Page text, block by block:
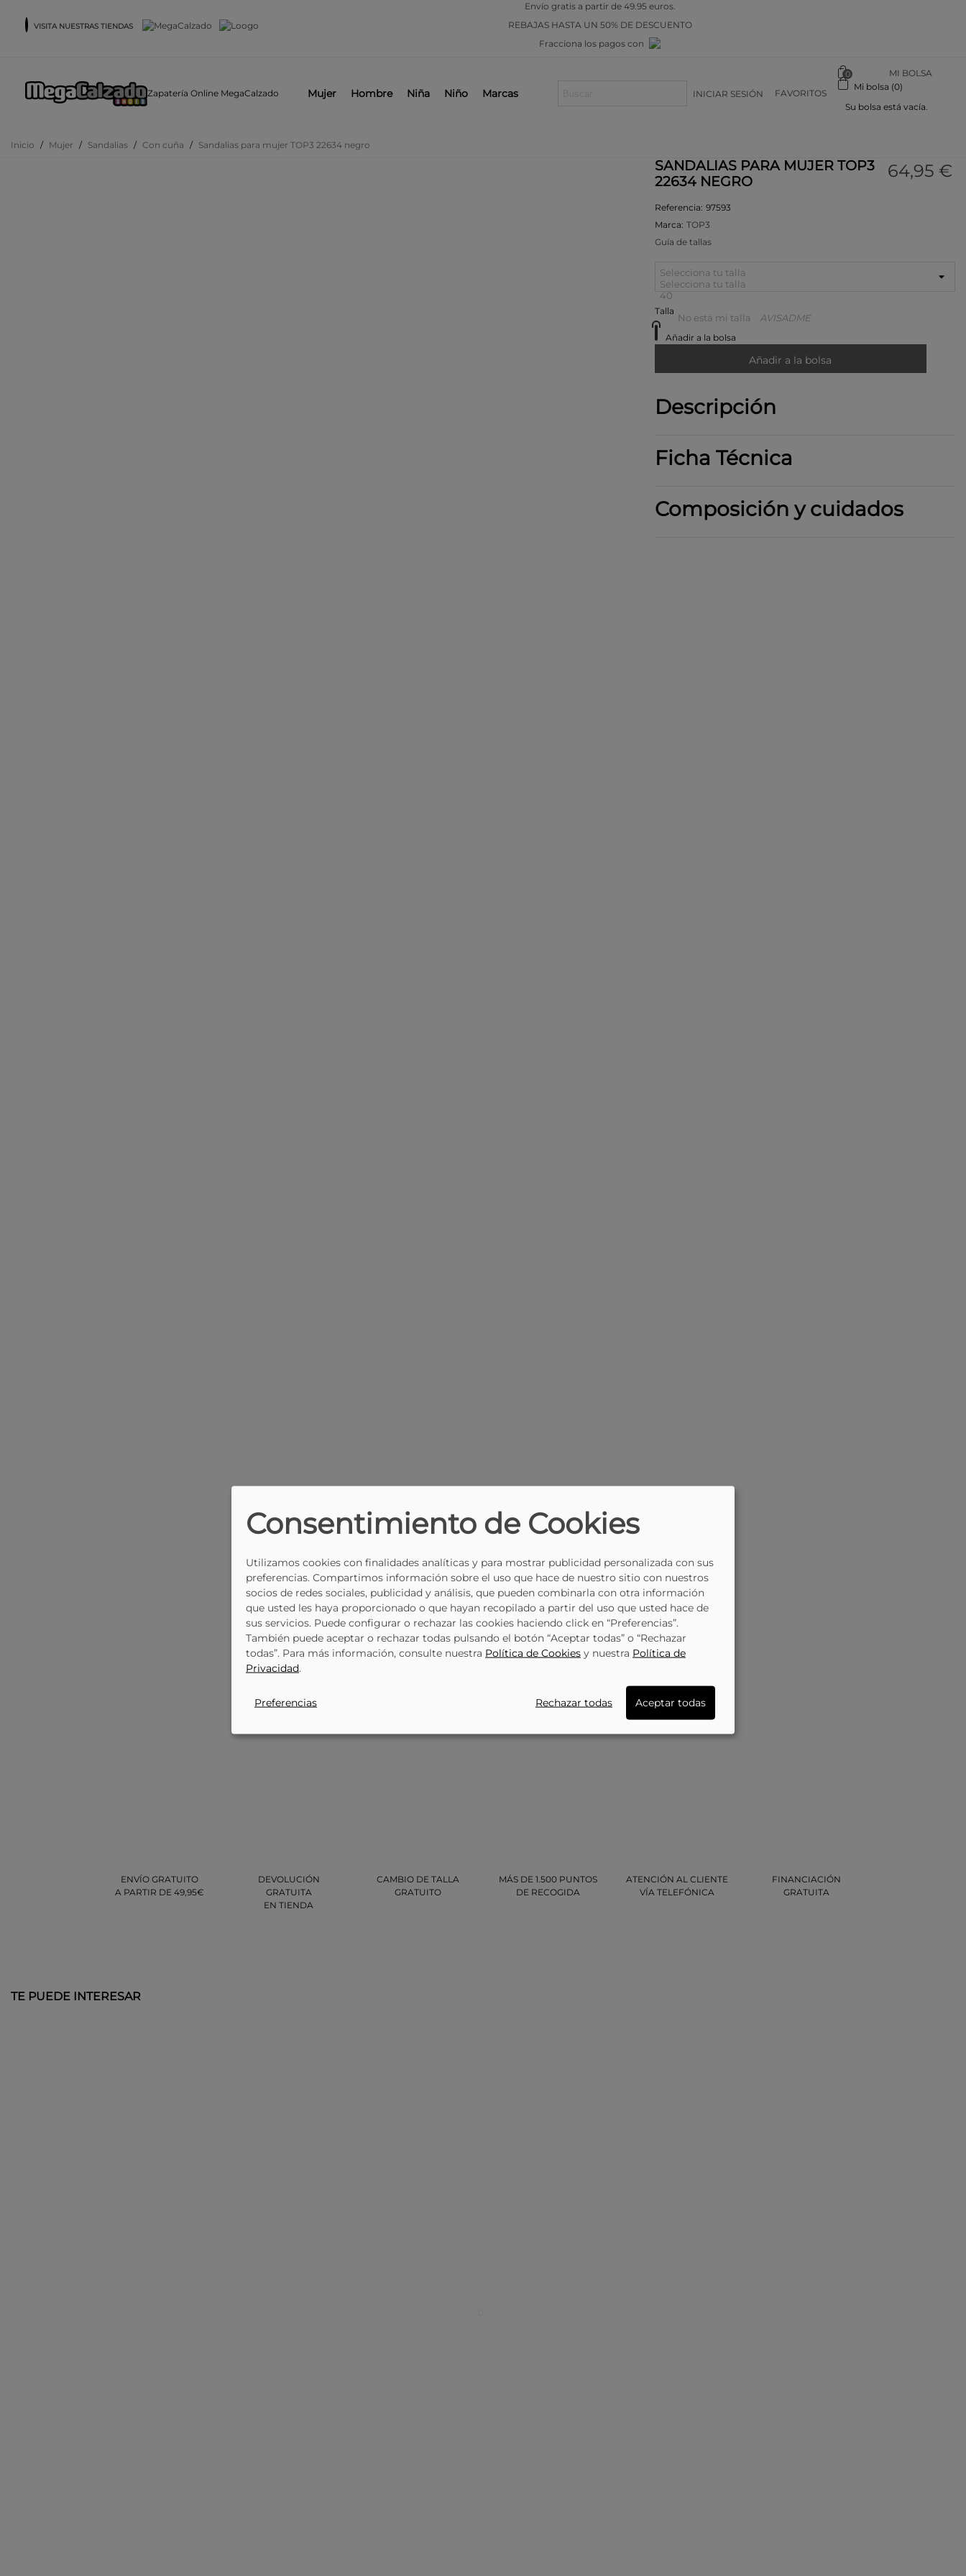
VISITA NUESTRAS TIENDAS
Envío gratis a partir de 49.95 euros.
REBAJAS HASTA UN 50% DE DESCUENTO
Fracciona los pagos con
Zapatería Online MegaCalzado Mujer Hombre Niña Niño Marcas INICIAR SESIÓN FAVORITOS
0
MI BOLSA
Mi bolsa (0)
Su bolsa está vacía.
Inicio / Mujer / Sandalias / Con cuña / Sandalias para mujer TOP3 22634 negro
SANDALIAS PARA MUJER TOP3
22634 NEGRO
Referencia: 97593
Marca: TOP3
64,95 €
Guía de tallas
Selecciona tu talla
Selecciona tu talla
40
No está mi talla
AVISADME
Talla
Añadir a la bolsa
Añadir a la bolsa
Descripción
Ficha Técnica
Composición y cuidados
ENVÍO GRATUITO
A PARTIR DE 49,95€
DEVOLUCIÓN
GRATUITA
EN TIENDA
CAMBIO DE TALLA
GRATUITO
MÁS DE 1.500 PUNTOS
DE RECOGIDA
ATENCIÓN AL CLIENTE
VÍA TELEFÓNICA
FINANCIACIÓN
GRATUITA
TE PUEDE INTERESAR
Consentimiento de Cookies
Utilizamos cookies con finalidades analíticas y para mostrar publicidad personalizada con sus
preferencias. Compartimos información sobre el uso que hace de nuestro sitio con nuestros
socios de redes sociales, publicidad y análisis, que pueden combinarla con otra información
que usted les haya proporcionado o que hayan recopilado a partir del uso que usted hace de
sus servicios. Puede configurar o rechazar las cookies haciendo click en “Preferencias”.
También puede aceptar o rechazar todas pulsando el botón “Aceptar todas” o “Rechazar
todas”. Para más información, consulte nuestra Política de Cookies y nuestra Política de
Privacidad.
Preferencias Rechazar todas Aceptar todas